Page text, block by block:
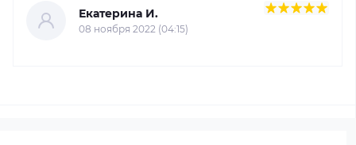
Екатерина И.
08 ноября 2022 (04:15)